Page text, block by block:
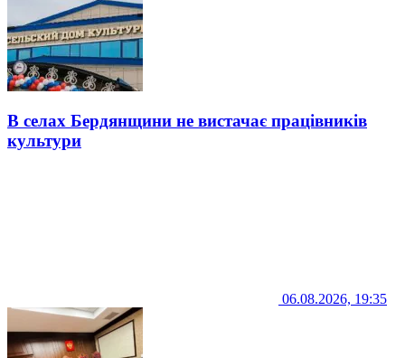
В селах Бердянщини не вистачає працівників
культури
06.08.2026, 19:35